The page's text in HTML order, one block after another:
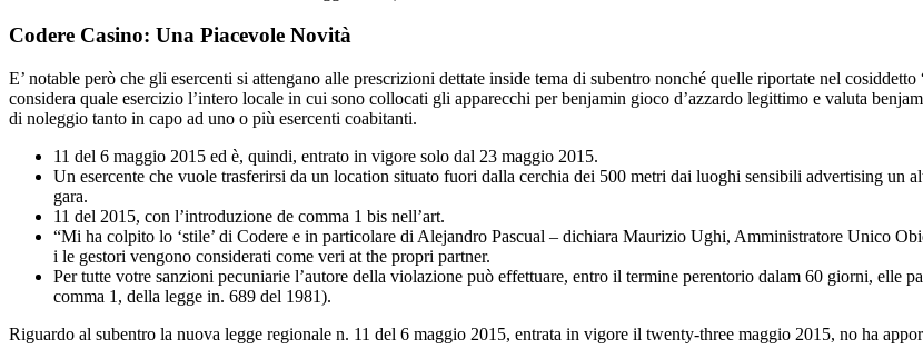
Codere Casino: Una Piacevole Novità
E’ notable però che gli esercenti si attengano alle prescrizioni dettate inside tema di subentro nonché quelle riportate nel
considera quale esercizio l’intero locale in cui sono collocati gli apparecchi per benjamin gioco d’azzardo legittimo e valuta
di noleggio tanto in capo ad uno o più esercenti coabitanti.
11 del 6 maggio 2015 ed è, quindi, entrato in vigore solo dal 23 maggio 2015.
Un esercente che vuole trasferirsi da un location situato fuori dalla cerchia dei 500 metri dai luoghi sensibili advertising un
gara.
11 del 2015, con l’introduzione de comma 1 bis nell’art.
“Mi ha colpito lo ‘stile’ di Codere e in particolare di Alejandro Pascual – dichiara Maurizio Ughi, Amministratore Unico
i le gestori vengono considerati come veri at the propri partner.
Per tutte votre sanzioni pecuniarie l’autore della violazione può effettuare, entro il termine perentorio dalam 60 giorni, elle
comma 1, della legge in. 689 del 1981).
Riguardo al subentro la nuova legge regionale n. 11 del 6 maggio 2015, entrata in vigore il twenty-three maggio 2015, no ha